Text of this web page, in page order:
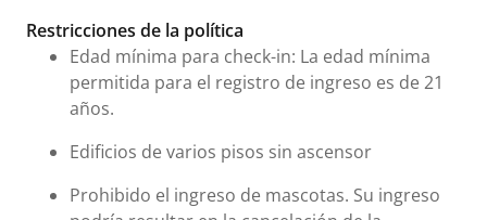
Restricciones de la política
Edad mínima para check-in: La edad mínima
permitida para el registro de ingreso es de 21
años.
Edificios de varios pisos sin ascensor
Prohibido el ingreso de mascotas. Su ingreso